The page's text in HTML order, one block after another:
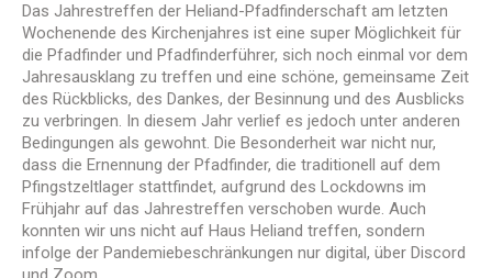
Das Jahrestreffen der Heliand-Pfadfinderschaft am letzten
Wochenende des Kirchenjahres ist eine super Möglichkeit für
die Pfadfinder und Pfadfinderführer, sich noch einmal vor dem
Jahresausklang zu treffen und eine schöne, gemeinsame Zeit
des Rückblicks, des Dankes, der Besinnung und des Ausblicks
zu verbringen. In diesem Jahr verlief es jedoch unter anderen
Bedingungen als gewohnt. Die Besonderheit war nicht nur,
dass die Ernennung der Pfadfinder, die traditionell auf dem
Pfingstzeltlager stattfindet, aufgrund des Lockdowns im
Frühjahr auf das Jahrestreffen verschoben wurde. Auch
konnten wir uns nicht auf Haus Heliand treffen, sondern
infolge der Pandemiebeschränkungen nur digital, über Discord